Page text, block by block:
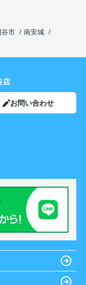
谷市
南安城
店
お問い合わせ